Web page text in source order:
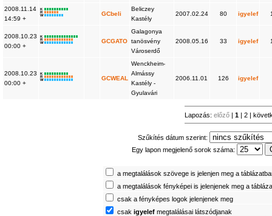
2008.11.14
14:59 +
K
R
W
GCbeli
Beliczey
Kastély
2007.02.24 80 igyelef
2008.10.23
00:00 +
K
R
W
GCGATO
Galagonya
tanösvény
Városerdő
2008.05.16 33 igyelef
2008.10.23
00:00 +
K
R
W
GCWEAL
Wenckheim-
Almássy
Kastély -
Gyulavári
2006.11.01 126 igyelef
Lapozás:előző |1 | 2 |
Szűkítés dátum szerint:
Egy lapon megjelenő sorok száma:
a megtalálások szövege is jelenjen meg a
a megtalálások fényképei is jelenjenek meg a
csak a fényképes logok jelenjenek meg
csakigyelef megtalálásai látszódjanak